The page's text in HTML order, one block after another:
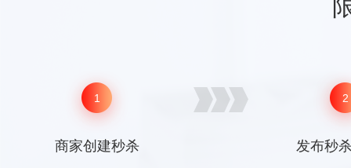
1
商家创建秒杀
2
发布秒